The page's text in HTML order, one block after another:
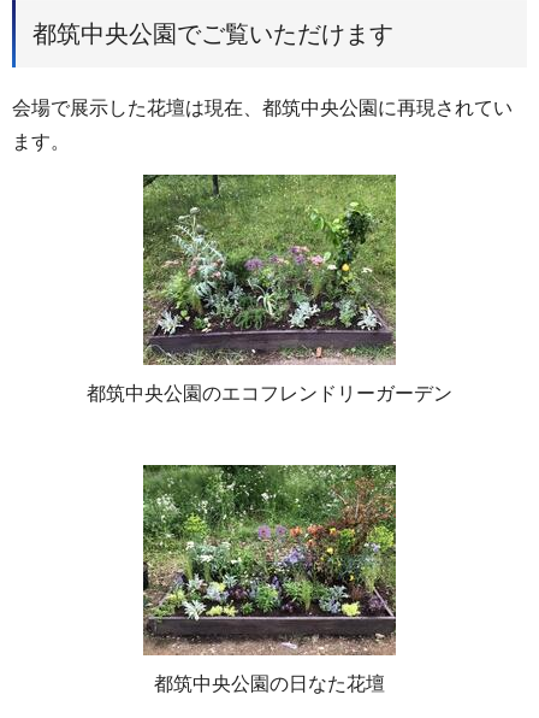
都筑中央公園でご覧いただけます
会場で展示した花壇は現在、都筑中央公園に再現されてい
ます。
都筑中央公園のエコフレンドリーガーデン
都筑中央公園の日なた花壇